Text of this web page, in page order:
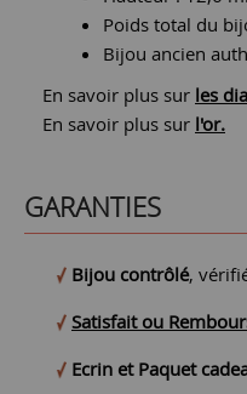
Poids total du
Bijou ancien
En savoir plus sur les
En savoir plus sur l'or.
GARANTIES
Bijou contrôlé,
Satisfait ou
Ecrin et Paquet